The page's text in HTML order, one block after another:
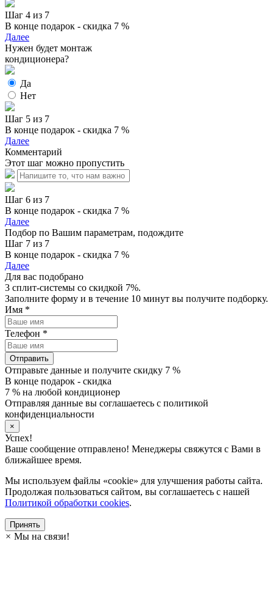
Шаг 4 из 7
В конце подарок - скидка 7 %
Далее
Нужен будет монтаж
кондиционера?
Да
Нет
Шаг 5 из 7
В конце подарок - скидка 7 %
Далее
Комментарий
Этот шаг можно пропустить
Шаг 6 из 7
В конце подарок - скидка 7 %
Далее
Подбор по Вашим параметрам, подождите
Шаг 7 из 7
В конце подарок - скидка 7 %
Далее
Для вас подобрано
3 сплит-системы со скидкой 7%.
Заполните форму и в течение 10 минут вы получите подборку.
Имя *
Телефон *
Отправить
Отправьте данные и получите скидку 7 %
В конце подарок - скидка
7 % на любой кондиционер
Отправляя данные вы соглашаетесь с политикой
конфиденциальности
×
Успех!
Ваше сообщение отправлено! Менеджеры свяжутся с Вами в
ближайшее время.
Мы используем файлы «cookie» для улучшения работы сайта.
Продолжая пользоваться сайтом, вы соглашаетесь с нашей
Политикой обработки cookies.
Принять
× Мы на связи!